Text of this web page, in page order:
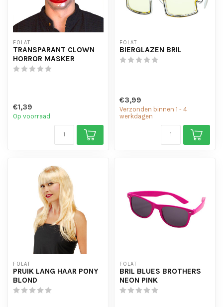
FOLAT
TRANSPARANT CLOWN
HORROR MASKER
€1,39
Op voorraad
FOLAT
BIERGLAZEN BRIL
€3,99
Verzonden binnen 1 - 4
werkdagen
FOLAT
PRUIK LANG HAAR PONY
BLOND
FOLAT
BRIL BLUES BROTHERS
NEON PINK